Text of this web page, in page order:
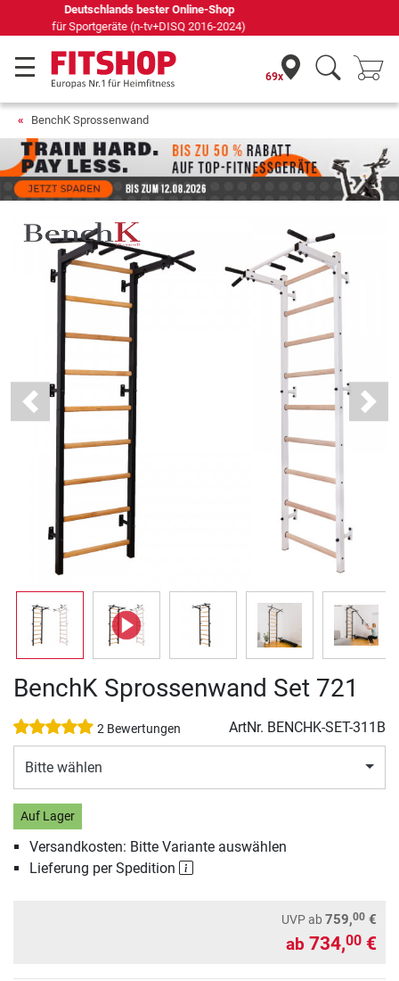
Seit 42 Jahren Ihr Experte für Heimfitness
69x
BenchK Sprossenwand
Previous Next
BenchK Sprossenwand Set 721
2 Bewertungen ArtNr. BENCHK-SET-311B
Bitte wählen
Auf Lager
Versandkosten: Bitte Variante auswählen
Lieferung per Spedition
UVPab 759,00 €
ab 734,00 €